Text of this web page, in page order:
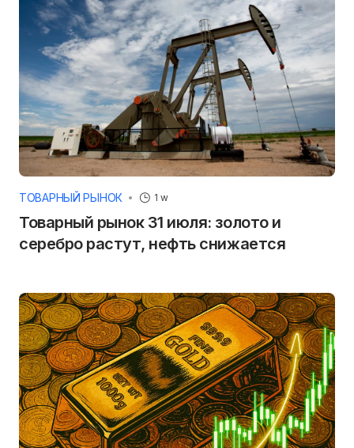
ТОВАРНЫЙ РЫНОК 1 w
Товарный рынок 31 июля: золото и
серебро растут, нефть снижается